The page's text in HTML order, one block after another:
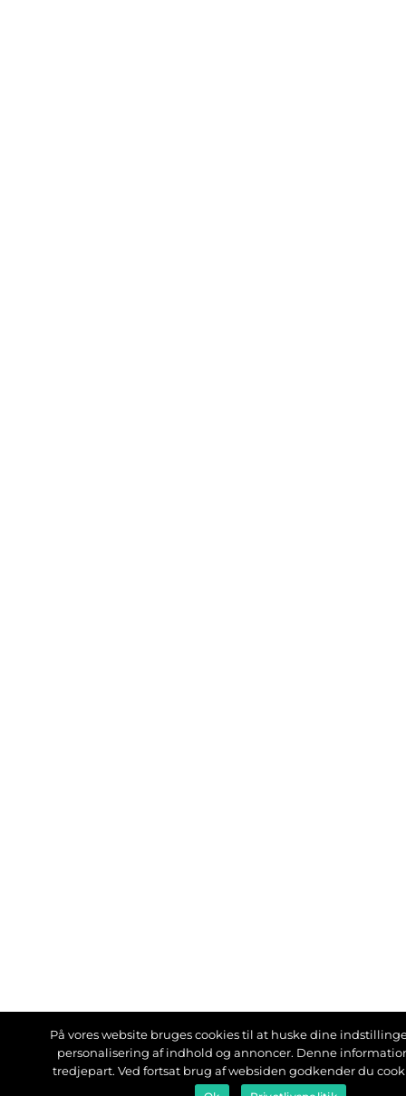
På vores website bruges cookies til at huske dine
personalisering af indhold og annoncer. Denne
tredjepart. Ved fortsat brug af websiden godkender du